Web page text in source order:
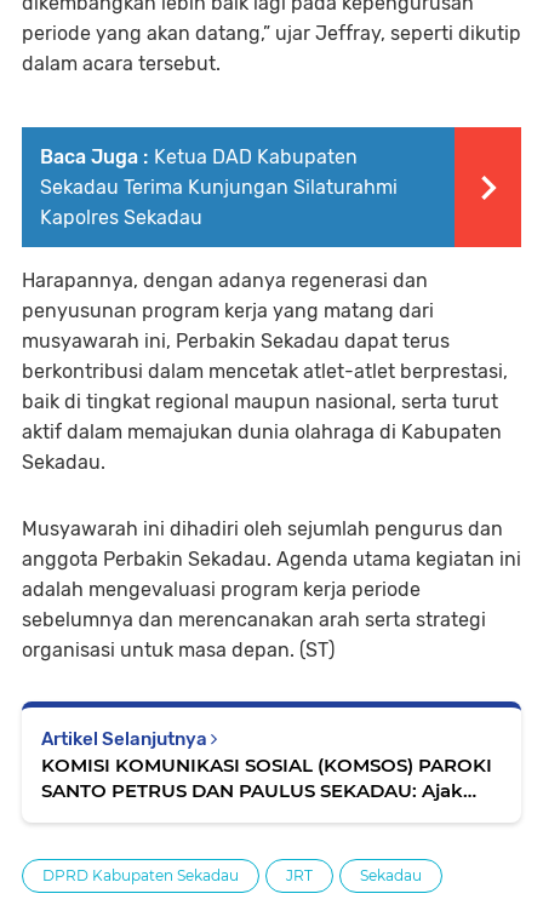
periode yang akan datang,” ujar Jeffray, seperti dikutip
dalam acara tersebut.
Baca Juga : Ketua DAD Kabupaten
Sekadau Terima Kunjungan Silaturahmi
Kapolres Sekadau
Harapannya, dengan adanya regenerasi dan
penyusunan program kerja yang matang dari
musyawarah ini, Perbakin Sekadau dapat terus
berkontribusi dalam mencetak atlet-atlet berprestasi,
baik di tingkat regional maupun nasional, serta turut
aktif dalam memajukan dunia olahraga di Kabupaten
Sekadau.
Musyawarah ini dihadiri oleh sejumlah pengurus dan
anggota Perbakin Sekadau. Agenda utama kegiatan ini
adalah mengevaluasi program kerja periode
sebelumnya dan merencanakan arah serta strategi
organisasi untuk masa depan. (ST)
Artikel Selanjutnya
KOMISI KOMUNIKASI SOSIAL (KOMSOS) PAROKI
SANTO PETRUS DAN PAULUS SEKADAU: Ajak
DPRD Kabupaten Sekadau JRT Sekadau